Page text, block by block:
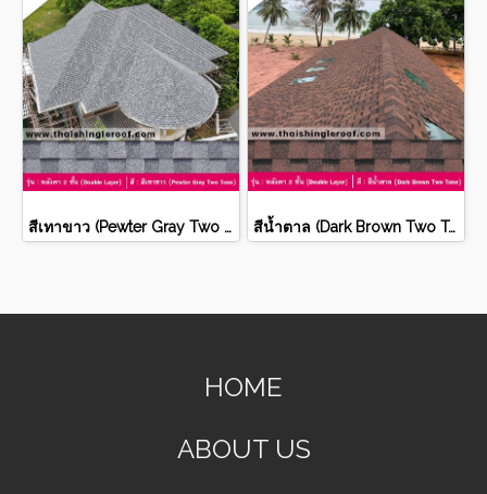
สีเทาขาว (Pewter Gray Two Tone) สีน้ำตาล (Dark Brown Two Tone)
HOME
ABOUT US